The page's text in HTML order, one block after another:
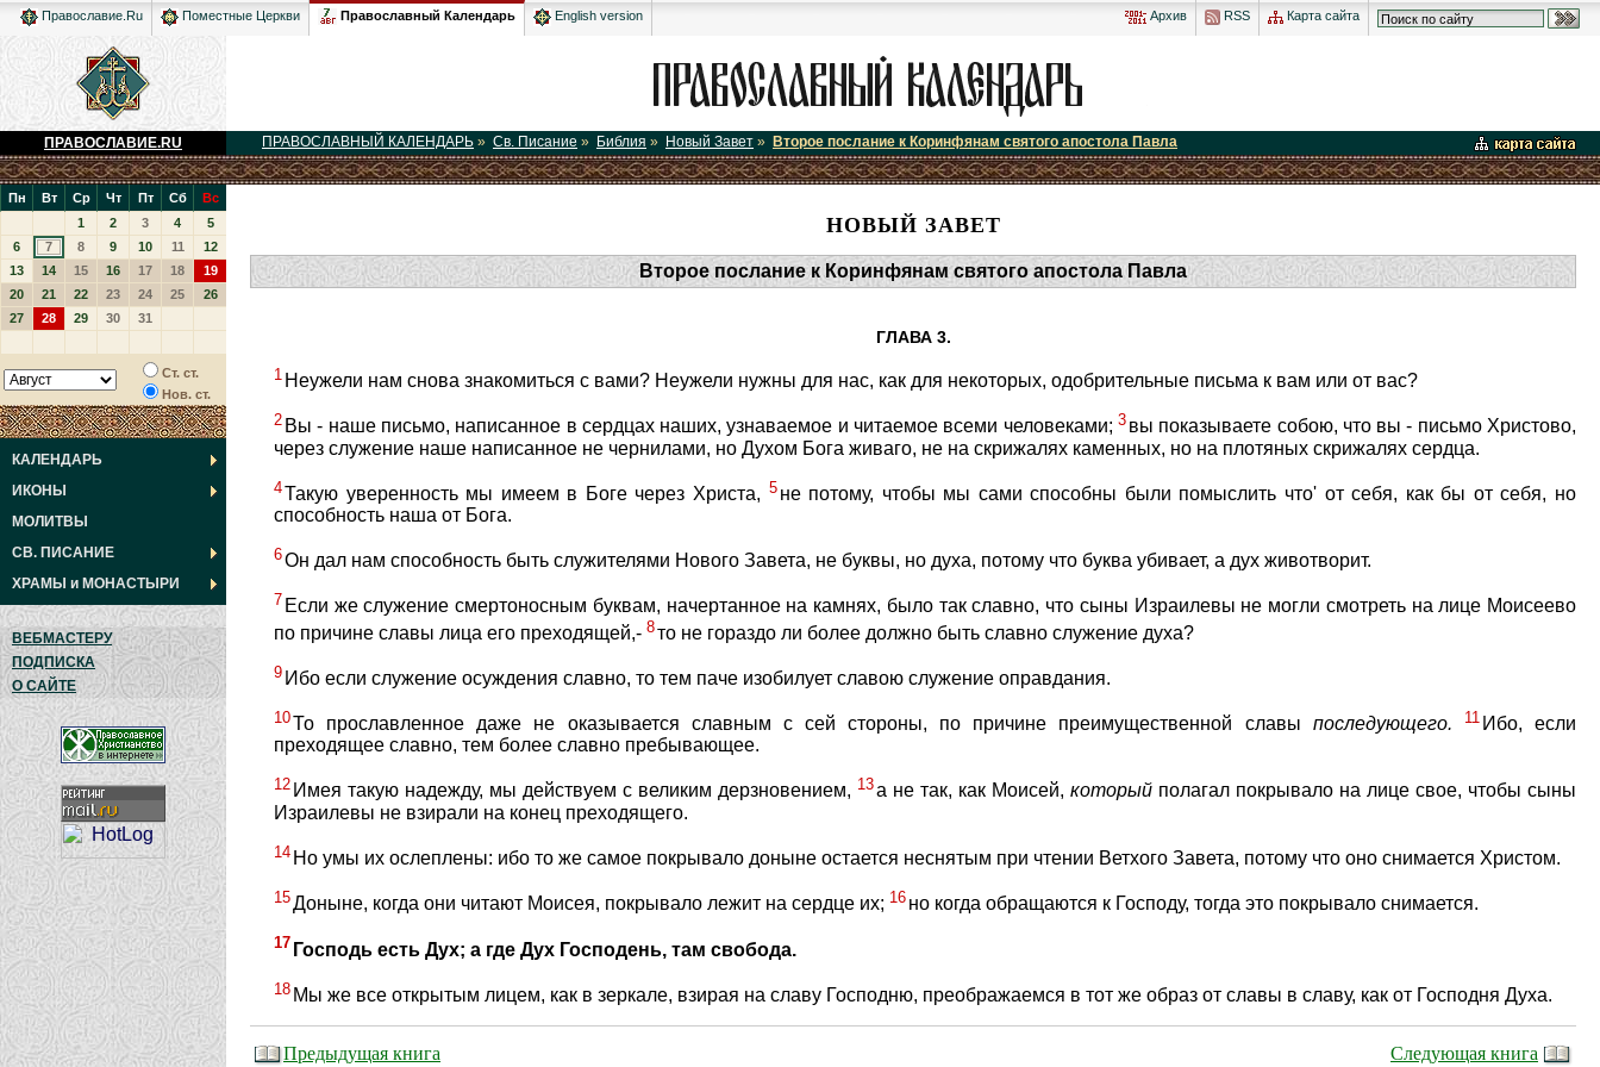
Архив RSS Карта сайта
Православие.Ru Поместные Церкви Православный Календарь English version
ПРАВОСЛАВИЕ.RU ПРАВОСЛАВНЫЙ КАЛЕНДАРЬ » Св. Писание » Библия » Новый Завет » Второе послание к Коринфянам святого апостола Павла
Пн Вт Ср Чт Пт Сб
Вс
1
2 3 4
5
6
7 8 9 10 11
12
13
14 15 16 17 18
19
20
21 22 23 24 25
26
27
28 29 30 31
Ст. ст.
Нов. ст.
КАЛЕНДАРЬ
ИКОНЫ
МОЛИТВЫ
СВ. ПИСАНИЕ
ХРАМЫ и МОНАСТЫРИ
ВЕБМАСТЕРУ
ПОДПИСКА
О САЙТЕ
НОВЫЙ ЗАВЕТ
Второе послание к Коринфянам святого апостола Павла
ГЛАВА 3.
1 Неужели нам снова знакомиться с вами? Неужели нужны для нас, как для некоторых, одобрительные письма к вам или от вас?
2 Вы - наше письмо, написанное в сердцах наших, узнаваемое и читаемое всеми человеками; 3 вы показываете собою, что вы - письмо Христово,
через служение наше написанное не чернилами, но Духом Бога живаго, не на скрижалях каменных, но на плотяных скрижалях сердца.
4Такую уверенность мы имеем в Боге через Христа, 5 не потому, чтобы мы сами способны были помыслить что' от себя, как бы от себя, но
способность наша от Бога.
6Он дал нам способность быть служителями Нового Завета, не буквы, но духа, потому что буква убивает, а дух животворит.
7 Если же служение смертоносным буквам, начертанное на камнях, было так славно, что сыны Израилевы не могли смотреть на лице Моисеево
по причине славы лица его преходящей,- 8то не гораздо ли более должно быть славно служение духа?
9 Ибо если служение осуждения славно, то тем паче изобилует славою служение оправдания.
10То прославленное даже не оказывается славным с сей стороны, по причине преимущественной славы последующего. 11 Ибо, если
преходящее славно, тем более славно пребывающее.
12 Имея такую надежду, мы действуем с великим дерзновением, 13а не так, как Моисей, который полагал покрывало на лице свое, чтобы сыны
Израилевы не взирали на конец преходящего.
14 Но умы их ослеплены: ибо то же самое покрывало доныне остается неснятым при чтении Ветхого Завета, потому что оно снимается Христом.
15Доныне, когда они читают Моисея, покрывало лежит на сердце их; 16 но когда обращаются к Господу, тогда это покрывало снимается.
17 Господь есть Дух; а где Дух Господень, там свобода.
18 Мы же все открытым лицем, как в зеркале, взирая на славу Господню, преображаемся в тот же образ от славы в славу, как от Господня Духа.
Предыдущая книга Следующая книга